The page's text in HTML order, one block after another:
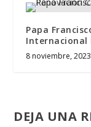
Papa
Internacional
8 noviembre, 2023
DEJA UNA